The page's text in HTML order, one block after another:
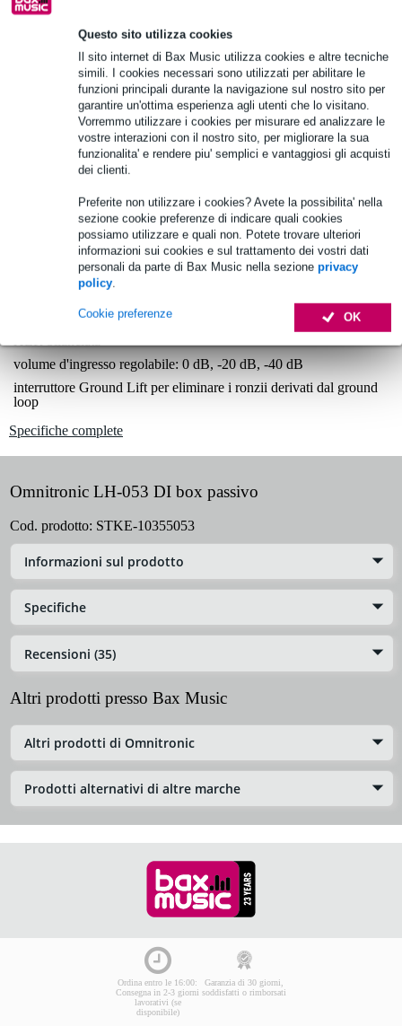
Questo sito utilizza cookies
Il sito internet di Bax Music utilizza cookies e altre tecniche
simili. I cookies necessari sono utilizzati per abilitare le
funzioni principali durante la navigazione sul nostro sito per
garantire un'ottima esperienza agli utenti che lo visitano.
Vorremmo utilizzare i cookies per misurare ed analizzare le
vostre interazioni con il nostro sito, per migliorare la sua
funzionalita' e rendere piu' semplici e vantaggiosi gli acquisti
dei clienti.
Preferite non utilizzare i cookies? Avete la possibilita' nella
sezione cookie preferenze di indicare quali cookies
possiamo utilizzare e quali non. Potete trovare ulteriori
informazioni sui cookies e sul trattamento dei vostri dati
personali da parte di Bax Music nella sezione privacy
policy.
OK
Cookie preferenze
Disponibilità online
Ancora 12 in stock nel nostro magazzino
(e ulteriori scorte disponibili presso il fornitore)
Aggiungi al carrello
Ordina adesso = ricevi mercoledì
Oltre 48.000 articoli disponibili
1.250 marchi leader
Informazioni sul prodotto
converte un segnale sbilanciato da jack 6,3 mm verso un'uscita
volume d'ingresso regolabile: 0 dB, -20 dB, -40 dB
interruttore Ground Lift per eliminare i ronzii derivati dal ground
loop
Specifiche complete
Omnitronic LH-053 DI box passivo
Cod. prodotto: STKE-10355053
Informazioni sul prodotto
Specifiche
Recensioni (35)
Altri prodotti presso Bax Music
Altri prodotti di Omnitronic
Prodotti alternativi di altre marche
Ordina entro le 16:00:
Consegna in 2-3 giorni
lavorativi (se
disponibile)
Garanzia di 30 giorni,
soddisfatti o rimborsati